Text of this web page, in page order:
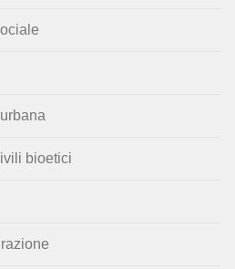
bioetici